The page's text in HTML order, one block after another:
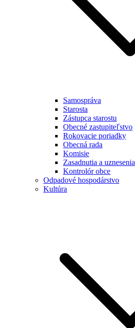
Samospráva
Starosta
Zástupca starostu
Obecné zastupiteľstvo
Rokovacie poriadky
Obecná rada
Komisie
Zasadnutia a uznesenia
Kontrolór obce
Odpadové hospodárstvo
Kultúra